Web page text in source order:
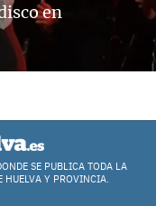
en
SE PUBLICA TODA LA
Y PROVINCIA.